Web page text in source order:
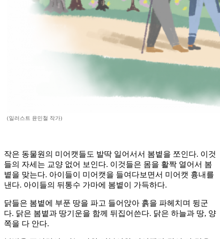
(일러스트 윤민철 작가)
작은 동물원의 미어캣들도 발딱 일어서서 봄볕을 쪼인다. 이것
들의 자세는 교양 없어 보인다. 이것들은 몸을 활짝 열어서 봄
볕을 맞는다. 아이들이 미어캣을 들여다보면서 미어캣 흉내를
낸다. 아이들의 뒤통수 가마에 봄볕이 가득하다.
닭들은 봄볕에 부푼 땅을 파고 들어앉아 흙을 파헤치며 뒹군
다. 닭은 봄볕과 땅기운을 함께 뒤집어쓴다. 닭은 하늘과 땅, 양
쪽을 다 안다.